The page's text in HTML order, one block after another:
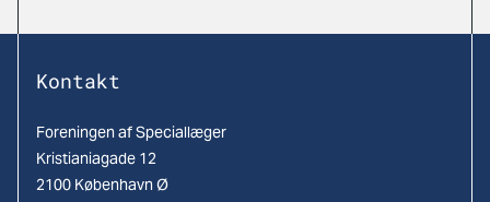
Kontakt
Foreningen af Speciallæger
Kristianiagade 12
2100 København Ø